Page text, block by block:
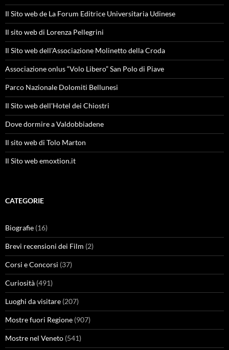
Il Sito web de La Forum Editrice Universitaria Udinese
Il sito web di Lorenza Pellegrini
Il Sito web dell'Associazione Molinetto della Croda
Associazione onlus “Volo Libero” San Polo di Piave
Parco Nazionale Dolomiti Bellunesi
Il Sito web dell'Hotel dei Chiostri
Dove dormire a Valdobbiadene
Il sito web di Tolo Marton
Il Sito web emoxtion.it
CATEGORIE
Biografie (16)
Brevi recensioni dei Film (2)
Corsi e Concorsi (37)
Curiosità (491)
Luoghi da visitare (207)
Mostre fuori Regione (907)
Mostre nel Veneto (541)